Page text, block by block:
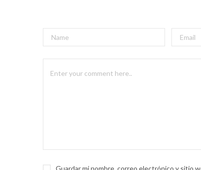
Guardar mi nombre, correo electrónico y sitio